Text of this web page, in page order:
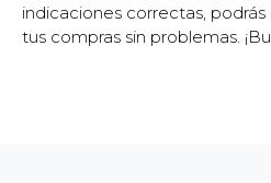
indicaciones correctas,
tus compras sin problemas.